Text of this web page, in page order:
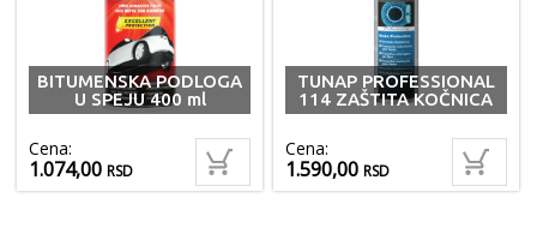
BITUMENSKA PODLOGA
U SPEJU 400 ml
Cena:
1.074,00RSD
TUNAP PROFESSIONAL
114 ZAŠTITA KOČNICA
Cena:
1.590,00RSD